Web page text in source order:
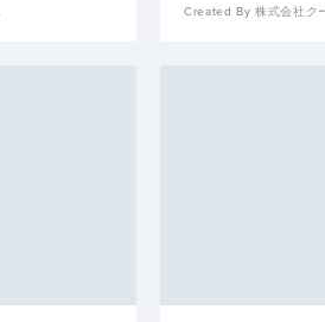
Created By 株式会社ク